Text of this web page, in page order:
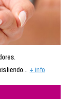
+ info